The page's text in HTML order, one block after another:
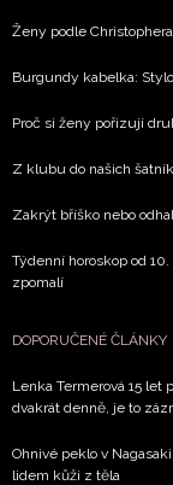
toto pole.
Ženy podle
Burgundy kabelka:
Proč si ženy pořizují
Z klubu do našich
Zakrýt bříško nebo
Týdenní horoskop od
zpomalí
DOPORUČENÉ ČLÁNKY
Lenka Termerová 15
dvakrát denně, je to
Ohnivé peklo v
lidem kůži z těla